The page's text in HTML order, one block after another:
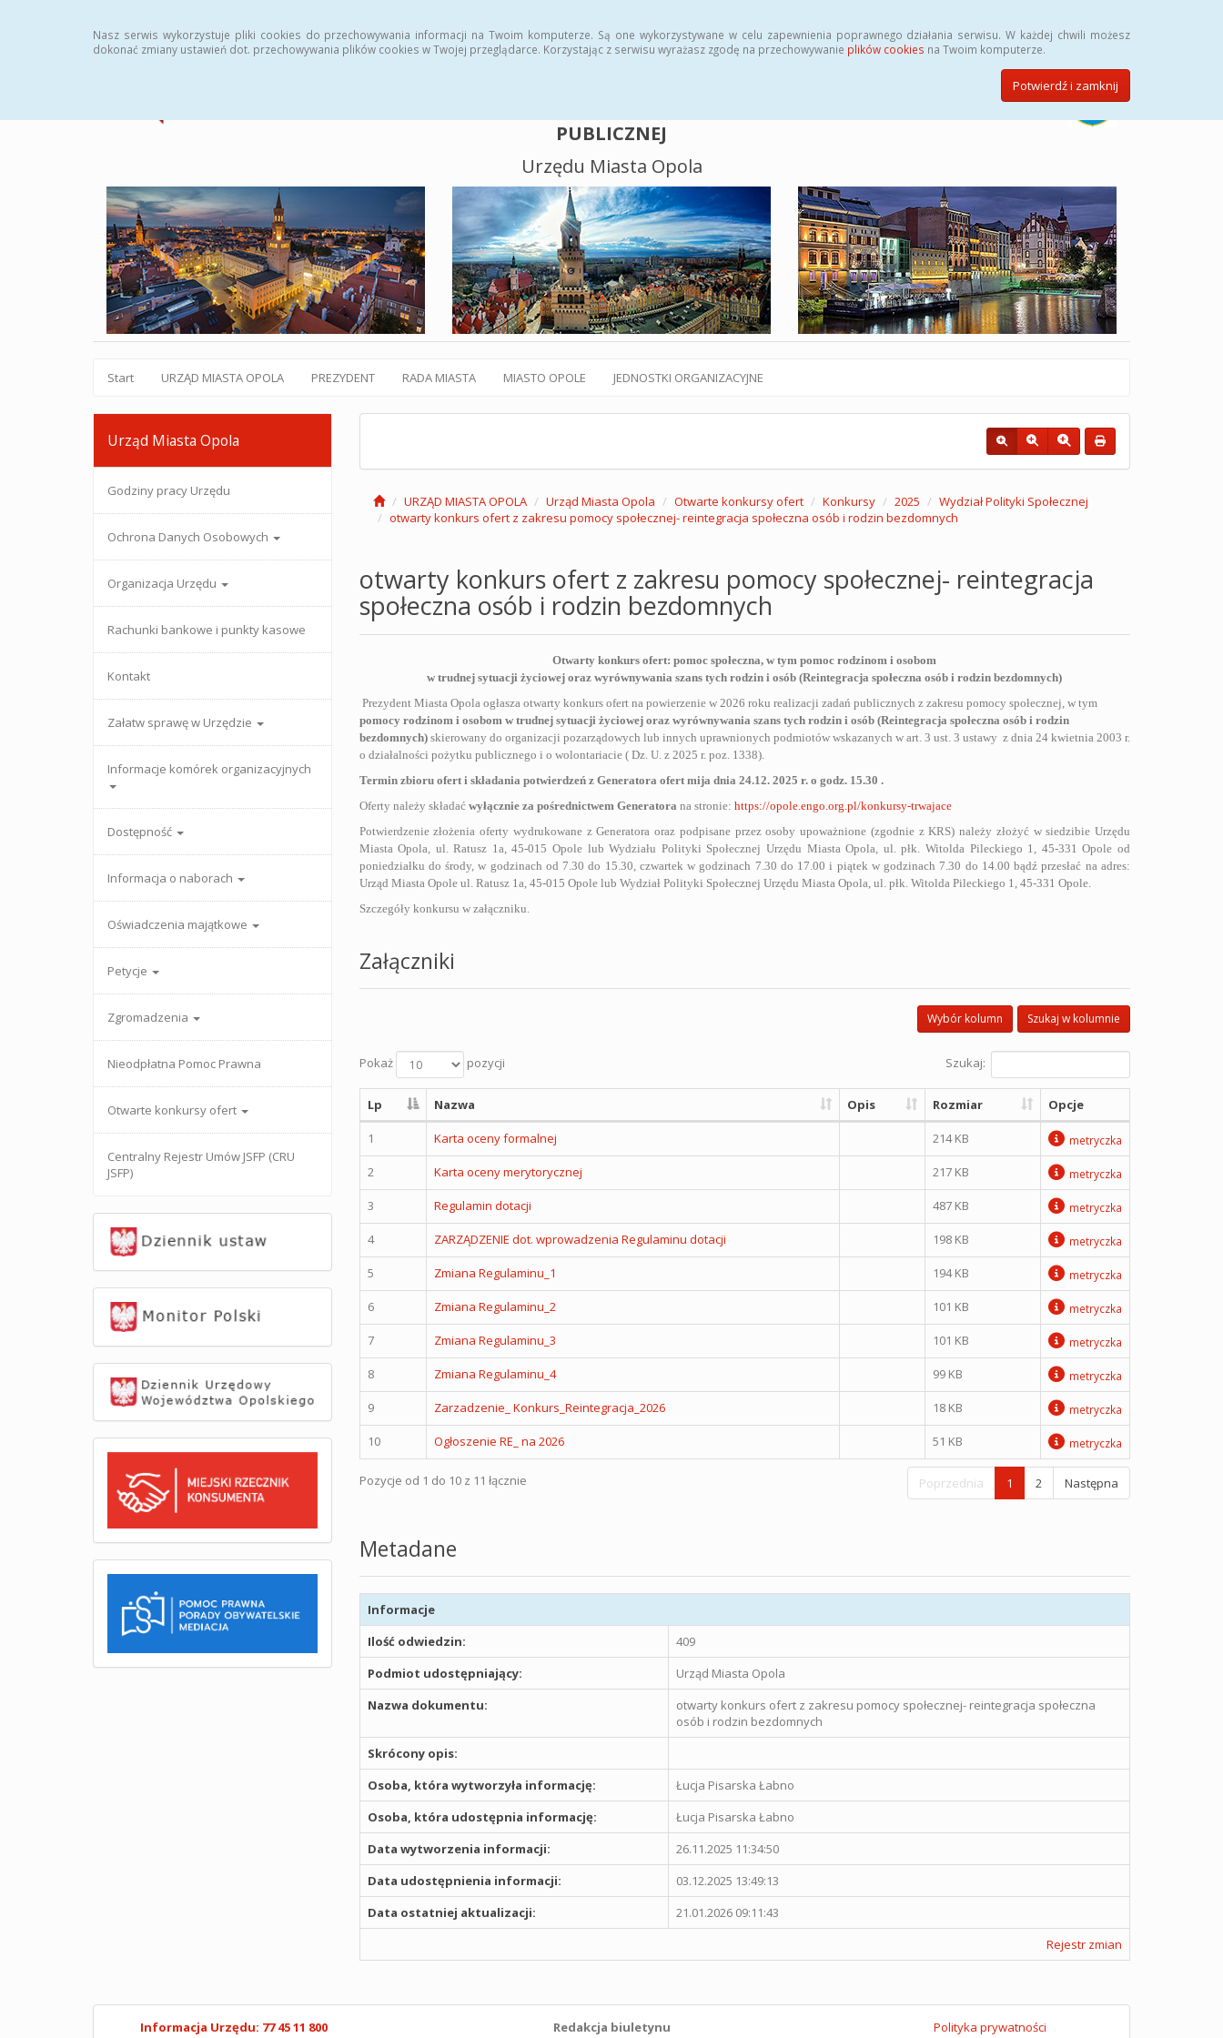
Nasz serwis wykorzystuje pliki cookies do przechowywania informacji na Twoim komputerze. Są one wykorzystywane w celu zapewnienia poprawnego działania serwisu. W każdej chwili możesz
dokonać zmiany ustawień dot. przechowywania plików cookies w Twojej przeglądarce. Korzystając z serwisu wyrażasz zgodę na przechowywanie plików cookies na Twoim komputerze.
Potwierdź i zamknij
PUBLICZNEJ
Urzędu Miasta Opola
Start URZĄD MIASTA OPOLA PREZYDENT RADA MIASTA MIASTO OPOLE JEDNOSTKI ORGANIZACYJNE
Urząd Miasta Opola
Godziny pracy Urzędu
Ochrona Danych Osobowych
Organizacja Urzędu
Rachunki bankowe i punkty kasowe
Kontakt
Załatw sprawę w Urzędzie
Informacje komórek organizacyjnych
Dostępność
Informacja o naborach
Oświadczenia majątkowe
Petycje
Zgromadzenia
Nieodpłatna Pomoc Prawna
Otwarte konkursy ofert
Centralny Rejestr Umów JSFP (CRU
JSFP)
URZĄD MIASTA OPOLA Urząd Miasta Opola Otwarte konkursy ofert Konkursy 2025
Wydział Polityki Społecznej
otwarty konkurs ofert z zakresu pomocy społecznej- reintegracja społeczna osób i rodzin bezdomnych
otwarty konkurs ofert z zakresu pomocy społecznej- reintegracja
społeczna osób i rodzin bezdomnych
Otwarty konkurs ofert: pomoc społeczna, w tym pomoc rodzinom i osobom
w trudnej sytuacji życiowej oraz wyrównywania szans tych rodzin i osób (Reintegracja społeczna osób i rodzin bezdomnych)
Prezydent Miasta Opola ogłasza otwarty konkurs ofert na powierzenie w 2026 roku realizacji zadań publicznych z zakresu pomocy społecznej, w tym
pomocy rodzinom i osobom w trudnej sytuacji życiowej oraz wyrównywania szans tych rodzin i osób (Reintegracja społeczna osób i rodzin
bezdomnych) skierowany do organizacji pozarządowych lub innych uprawnionych podmiotów wskazanych w art. 3 ust. 3 ustawy z dnia 24 kwietnia 2003 r.
o działalności pożytku publicznego i o wolontariacie ( Dz. U. z 2025 r. poz. 1338).
Termin zbioru ofert i składania potwierdzeń z Generatora ofert mija dnia 24.12.2025 r. o godz. 15.30 .
Oferty należy składać wyłącznie za pośrednictwem Generatora na stronie: https://opole.engo.org.pl/konkursy-trwajace
Potwierdzenie złożenia oferty wydrukowane z Generatora oraz podpisane przez osoby upoważnione (zgodnie z KRS) należy złożyć w siedzibie Urzędu
Miasta Opola, ul. Ratusz 1a, 45-015 Opole lub Wydziału Polityki Społecznej Urzędu Miasta Opola, ul. płk. Witolda Pileckiego 1, 45-331 Opole od
poniedziałku do środy, w godzinach od 7.30 do 15.30, czwartek w godzinach 7.30 do 17.00 i piątek w godzinach 7.30 do 14.00 bądź przesłać na adres:
Urząd Miasta Opole ul. Ratusz 1a, 45-015 Opole lub Wydział Polityki Społecznej Urzędu Miasta Opola, ul. płk. Witolda Pileckiego 1, 45-331 Opole.
Szczegóły konkursu w załączniku.
Załączniki
Szukaj w kolumnie
Wybór kolumn
Pokaż pozycji Szukaj:
Lp Nazwa Opis Rozmiar Opcje
1 Karta oceny formalnej 214 KB metryczka
2 Karta oceny merytorycznej 217 KB metryczka
3 Regulamin dotacji 487 KB metryczka
4 ZARZĄDZENIE dot. wprowadzenia Regulaminu dotacji 198 KB metryczka
5 Zmiana Regulaminu_1 194 KB metryczka
6 Zmiana Regulaminu_2 101 KB metryczka
7 Zmiana Regulaminu_3 101 KB metryczka
8 Zmiana Regulaminu_4 99 KB metryczka
9 Zarzadzenie_ Konkurs_Reintegracja_2026 18 KB metryczka
10 Ogłoszenie RE_ na 2026 51 KB metryczka
Pozycje od 1 do 10 z 11 łącznie Poprzednia 1 2 Następna
Metadane
Informacje
Ilość odwiedzin:
409
Podmiot udostępniający:
Urząd Miasta Opola
Nazwa dokumentu:
otwarty konkurs ofert z zakresu pomocy społecznej- reintegracja społeczna
osób i rodzin bezdomnych
Skrócony opis:
Osoba, która wytworzyła informację:
Łucja Pisarska Łabno
Osoba, która udostępnia informację:
Łucja Pisarska Łabno
Data wytworzenia informacji:
26.11.2025 11:34:50
Data udostępnienia informacji:
03.12.2025 13:49:13
Data ostatniej aktualizacji:
21.01.2026 09:11:43
Rejestr zmian
Informacja Urzędu: 77 45 11 800 Redakcja biuletynu Polityka prywatności